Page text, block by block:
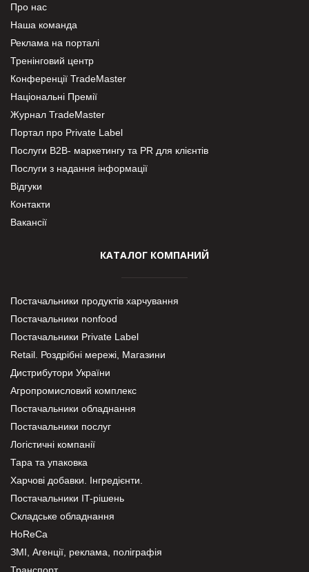
Про нас
Наша команда
Реклама на порталі
Тренінговий центр
Конференції TradeMaster
Національні Премії
Журнал TradeMaster
Портал про Private Label
Послуги В2В- маркетингу та PR для клієнтів
Послуги з надання інформації
Відгуки
Контакти
Вакансії
КАТАЛОГ КОМПАНИЙ
Постачальники продуктів харчування
Постачальники nonfood
Постачальники Private Label
Retail. Роздрібні мережі, Магазини
Дистрибутори України
Агропромисловий комплекс
Постачальники обладнання
Постачальники послуг
Логістичні компанії
Тара та упаковка
Харчові добавки. Інгредієнти.
Постачальники IT-рішень
Складське обладнання
HoReCa
ЗМІ, Агенції, реклама, поліграфія
Транспорт